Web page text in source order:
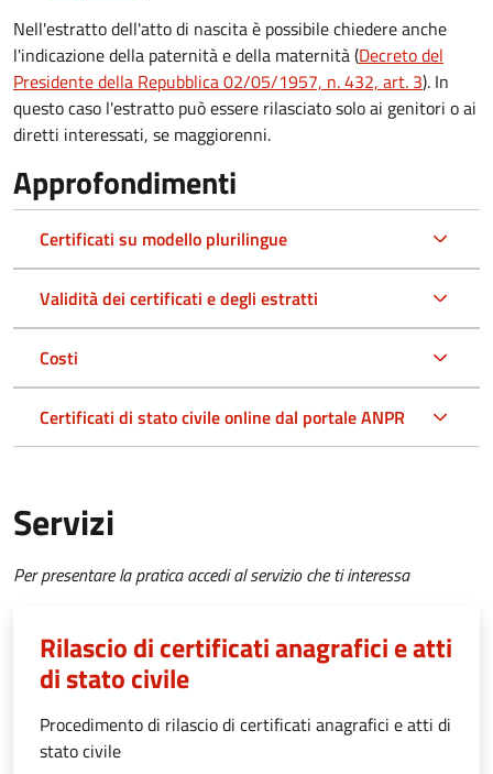
Nell'estratto dell'atto di nascita è possibile chiedere anche
l'indicazione della paternità e della maternità (Decreto del
Presidente della Repubblica 02/05/1957, n. 432, art. 3). In
questo caso l'estratto può essere rilasciato solo ai genitori o ai
diretti interessati, se maggiorenni.
Approfondimenti
Certificati su modello plurilingue
Validità dei certificati e degli estratti
Costi
Certificati di stato civile online dal portale ANPR
Servizi
Per presentare la pratica accedi al servizio che ti interessa
Rilascio di certificati anagrafici e atti
di stato civile
Procedimento di rilascio di certificati anagrafici e atti di
stato civile